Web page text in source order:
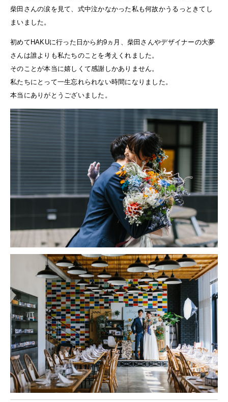
柴田さんの涙を見て、式中泣かなかった私も何故かうるっときてし
まいました。
初めてHAKUに行った日から約9ヵ月、柴田さんやデザイナーの大夢
さんは誰よりも私たちのことを考えくれました。
そのことが本当に嬉しくて感謝しかありません。
私たちにとって一生忘れられない時間になりました。
本当にありがとうございました。